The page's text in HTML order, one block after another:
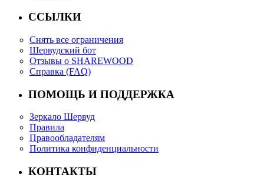
ССЫЛКИ
Снять все ограничения
Шервудский бот
Отзывы о SHAREWOOD
Справка (FAQ)
ПОМОЩЬ И ПОДДЕРЖКА
Зеркало Шервуд
Правила
Правообладателям
Политика конфиденциальности
КОНТАКТЫ